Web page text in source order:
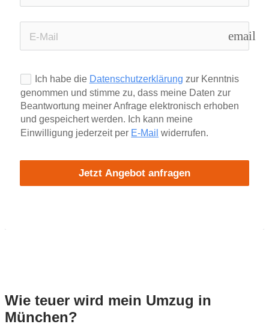
email
Ich habe die Datenschutzerklärung zur Kenntnis
genommen und stimme zu, dass meine Daten zur
Beantwortung meiner Anfrage elektronisch erhoben
und gespeichert werden. Ich kann meine
Einwilligung jederzeit per E-Mail widerrufen.
Jetzt Angebot anfragen
Wie teuer wird mein Umzug in
München?